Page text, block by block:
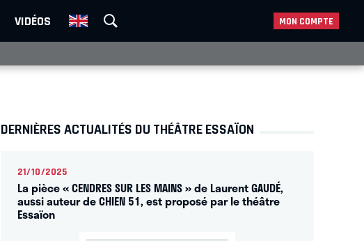
VIDÉOS MON COMPTE
DERNIÈRES ACTUALITÉS DU THÉÂTRE ESSAÏON
21/10/2025
La pièce « CENDRES SUR LES MAINS » de Laurent GAUDÉ,
aussi auteur de CHIEN 51, est proposé par le théâtre
Essaïon